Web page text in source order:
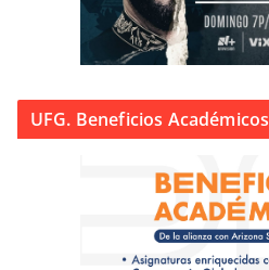
UFG. Beneficios Académicos